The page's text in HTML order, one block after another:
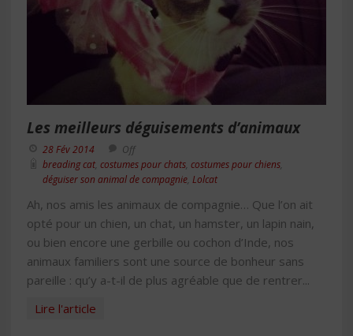
Les meilleurs déguisements d’animaux
28 Fév 2014
Off
breading cat costumes pour chats costumes pour chiens
déguiser son animal de compagnie Lolcat
Ah, nos amis les animaux de compagnie… Que l’on ait
opté pour un chien, un chat, un hamster, un lapin nain,
ou bien encore une gerbille ou cochon d’Inde, nos
animaux familiers sont une source de bonheur sans
pareille : qu’y a-t-il de plus agréable que de rentrer...
Lire l'article